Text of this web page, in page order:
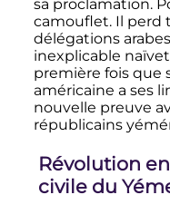
sa proclamation.
camouflet. Il perd
délégations
inexplicable
première fois que
américaine a ses
nouvelle preuve
républicains
Révolution
civile du